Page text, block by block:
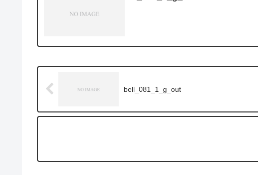
bell_081_1_g_out